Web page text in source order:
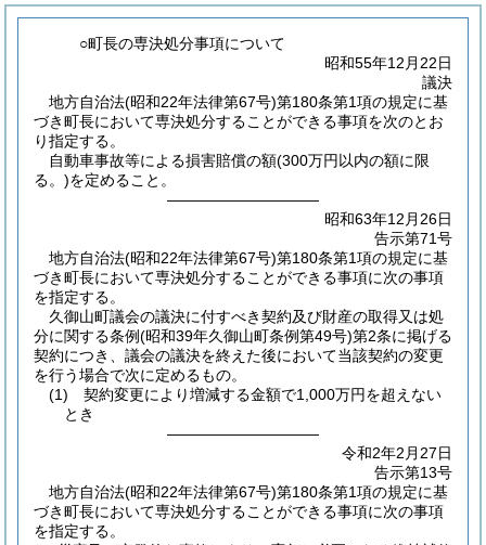
○町長の専決処分事項について
昭和55年12月22日
議決
地方自治法(昭和22年法律第67号)第180条第1項の規定に基
づき町長において専決処分することができる事項を次のとお
り指定する。
自動車事故等による損害賠償の額(300万円以内の額に限
る。)を定めること。
――――――――――
昭和63年12月26日
告示第71号
地方自治法(昭和22年法律第67号)第180条第1項の規定に基
づき町長において専決処分することができる事項に次の事項
を指定する。
久御山町議会の議決に付すべき契約及び財産の取得又は処
分に関する条例(昭和39年久御山町条例第49号)第2条に掲げる
契約につき、議会の議決を終えた後において当該契約の変更
を行う場合で次に定めるもの。
(1) 契約変更により増減する金額で1,000万円を超えない
とき
――――――――――
令和2年2月27日
告示第13号
地方自治法(昭和22年法律第67号)第180条第1項の規定に基
づき町長において専決処分することができる事項に次の事項
を指定する。